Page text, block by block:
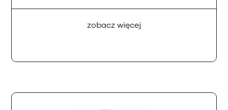
zobacz więcej